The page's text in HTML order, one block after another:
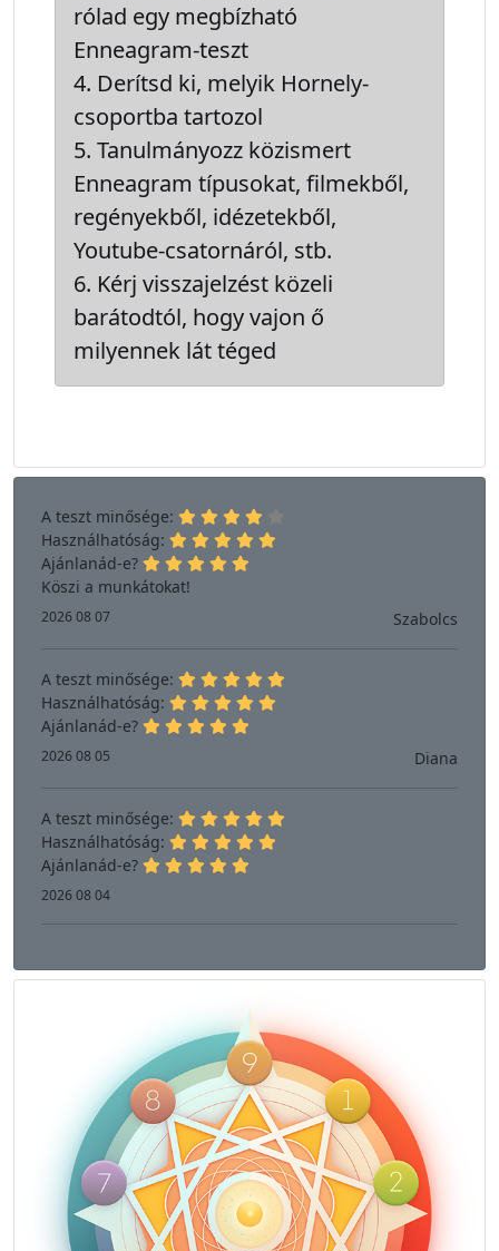
rólad egy megbízható
Enneagram-teszt
Derítsd ki, melyik Hornely-
csoportba tartozol
Tanulmányozz közismert
Enneagram típusokat, filmekből,
regényekből, idézetekből,
Youtube-csatornáról, stb.
Kérj visszajelzést közeli
barátodtól, hogy vajon ő
milyennek lát téged
A teszt minősége:
Használhatóság:
Ajánlanád-e?
Köszi a munkátokat!
2026 08 07 Szabolcs
A teszt minősége:
Használhatóság:
Ajánlanád-e?
2026 08 05 Diana
A teszt minősége:
Használhatóság:
Ajánlanád-e?
2026 08 04